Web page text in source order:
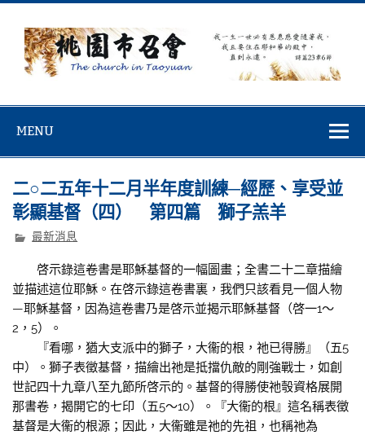
Skip
content
MENU
二○二五年十二月半年度訓練─經歷、享受並
彰顯基督（四） 第四篇 獅子羔羊
最新消息
啓示錄這卷書是耶穌基督的一幅圖畫；全書二十二章描繪
並描述這位耶穌。在啓示錄這卷書裏，我們只該看見一個人物
—耶穌基督，因為這卷書乃是啓示並揭示耶穌基督（啓一1～
2，5）。
『看哪，猶大支派中的獅子，大衞的根，祂已得勝』（五5
中）。獅子表徵基督，描繪出祂是抵擋仇敵的剛強戰士，如創
世記四十九章八至九節所啓示的。基督的得勝使祂彀資格展開
那書卷，揭開它的七印（五5～10）。『大衞的根』這名稱表徵
基督是大衞的根源；因此，大衞雖是祂的先祖，也稱祂為